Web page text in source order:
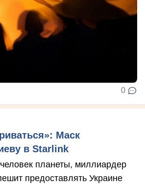
0
Маск
в Starlink
планеты, миллиардер
предоставлять Украине